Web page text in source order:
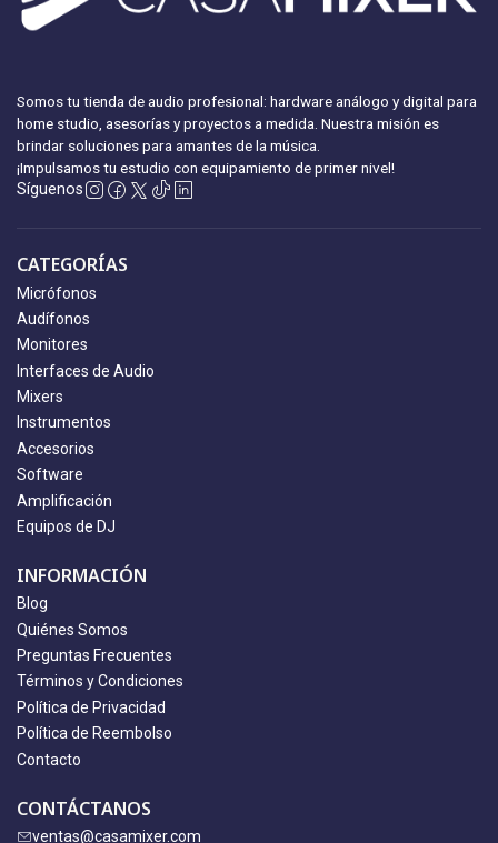
Somos tu tienda de audio profesional: hardware análogo y digital para
home studio, asesorías y proyectos a medida. Nuestra misión es
brindar soluciones para amantes de la música.
¡Impulsamos tu estudio con equipamiento de primer nivel!
Síguenos
CATEGORÍAS
Micrófonos
Audífonos
Monitores
Interfaces de Audio
Mixers
Instrumentos
Accesorios
Software
Amplificación
Equipos de DJ
INFORMACIÓN
Blog
Quiénes Somos
Preguntas Frecuentes
Términos y Condiciones
Política de Privacidad
Política de Reembolso
Contacto
CONTÁCTANOS
ventas@casamixer.com